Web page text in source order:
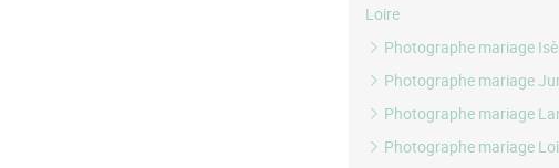
Loire
Photographe mariage
Photographe mariage
Photographe mariage
Photographe mariage